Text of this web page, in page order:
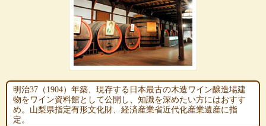
明治37（1904）年築、現存する日本最古の木造ワイン醸造場建
物をワイン資料館として公開し、知識を深めたい方にはおすす
め。山梨県指定有形文化財、経済産業省近代化産業遺産に指
定。